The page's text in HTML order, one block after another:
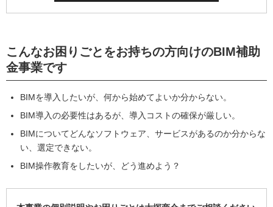
こんなお困りごとをお持ちの方向けのBIM補助
金事業です
BIMを導入したいが、何から始めてよいか分からない。
BIM導入の必要性はあるが、導入コストの確保が厳しい。
BIMについてどんなソフトウェア、サービスがあるのか分からな
い、選定できない。
BIM操作教育をしたいが、どう進めよう？